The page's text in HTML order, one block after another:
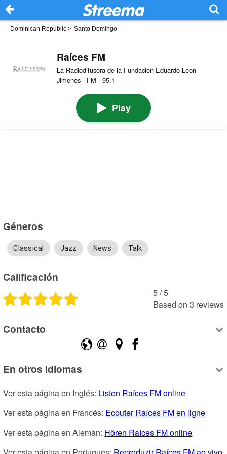
Dominican Republic > Santo Domingo
Raíces FM
La Radiodifusora de la Fundacion Eduardo Leon
Jimenes · FM · 95.1
Play
Géneros
Classical Jazz News Talk
Calificación
5 /5
Based on 3 reviews
Contacto
En otros idiomas
Ver esta página en Inglés: Listen Raíces FM online
Ver esta página en Francés: Ecouter Raíces FM en ligne
Ver esta página en Alemán: Hören Raíces FM online